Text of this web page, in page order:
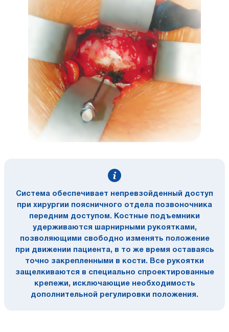
Система обеспечивает непревзойденный доступ
при хирургии поясничного отдела позвоночника
передним доступом. Костные подъемники
удерживаются шарнирными рукоятками,
позволяющими свободно изменять положение
при движении пациента, в то же время оставаясь
точно закрепленными в кости. Все рукоятки
защелкиваются в специально спроектированные
крепежи, исключающие необходимость
дополнительной регулировки положения.